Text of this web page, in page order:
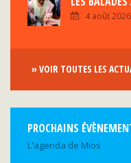
4 août 2026
» VOIR TOUTES LES
PROCHAINS
L'agenda de Mios